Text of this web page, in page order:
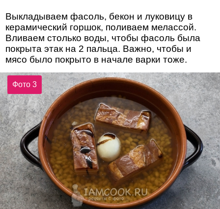
Выкладываем фасоль, бекон и луковицу в
керамический горшок, поливаем мелассой.
Вливаем столько воды, чтобы фасоль была
покрыта этак на 2 пальца. Важно, чтобы и
мясо было покрыто в начале варки тоже.
Фото 3